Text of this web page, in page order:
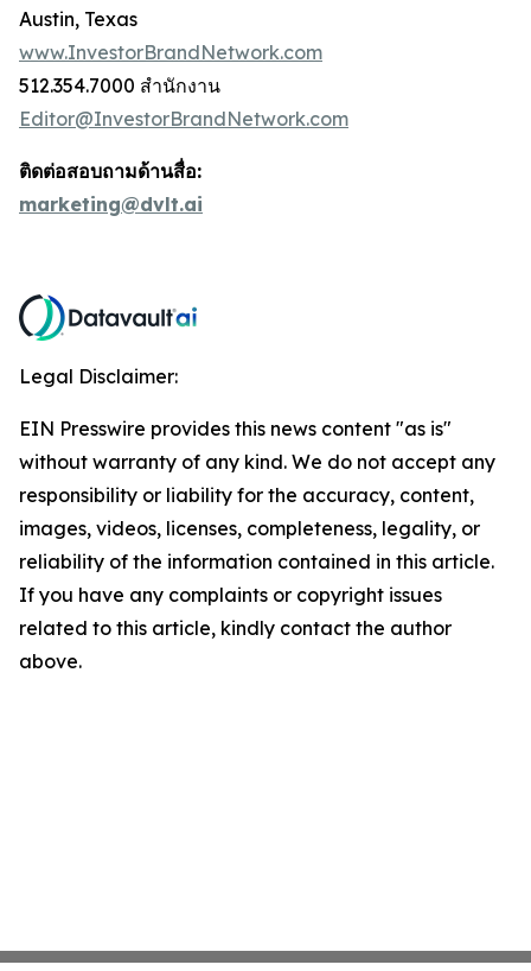
Austin, Texas
www.InvestorBrandNetwork.com
512.354.7000 สำนักงาน
Editor@InvestorBrandNetwork.com
ติดต่อสอบถามด้านสื่อ:
marketing@dvlt.ai
Legal Disclaimer:
EIN Presswire provides this news content "as is"
without warranty of any kind. We do not accept any
responsibility or liability for the accuracy, content,
images, videos, licenses, completeness, legality, or
reliability of the information contained in this article.
If you have any complaints or copyright issues
related to this article, kindly contact the author
above.